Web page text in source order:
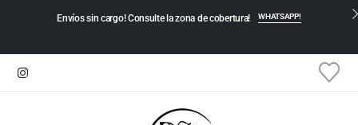
Envíos sin cargo! Consulte la zona de cobertura! WHATSAPP!